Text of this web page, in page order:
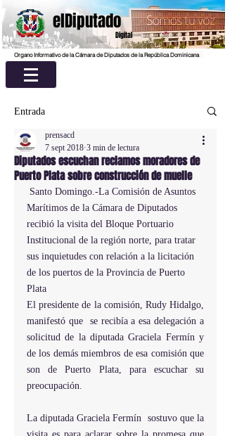
elDiputado
Digital
Organo Informativo de la Cámara de Diputados de la República Dominicana
Entrada
Diputados escuchan reclamos moradores de
Puerto Plata sobre construcción de muelle
prensacd
7 sept 2018 3 min de lectura
Marítimos de la Cámara de Diputados
recibió la visita del Bloque Portuario
Institucional de la región norte, para tratar
sus inquietudes con relación a la licitación
de los puertos de la Provincia de Puerto
Plata
El presidente de la comisión, Rudy Hidalgo,
manifestó que  se recibía a esa delegación a
solicitud de la diputada Graciela Fermín y
de los demás miembros de esa comisión que
son de Puerto Plata, para escuchar su
preocupación.
La diputada Graciela Fermín  sostuvo que la